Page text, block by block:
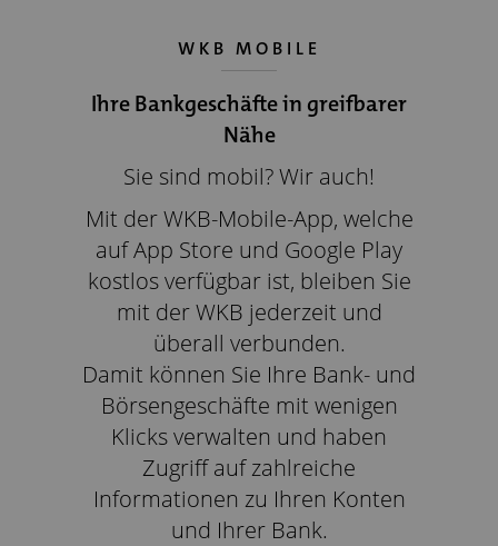
WKB MOBILE
Ihre Bankgeschäfte in greifbarer
Nähe
Sie sind mobil? Wir auch!
Mit der WKB-Mobile-App, welche
auf App Store und Google Play
kostlos verfügbar ist, bleiben Sie
mit der WKB jederzeit und
überall verbunden.
Damit können Sie Ihre Bank- und
Börsengeschäfte mit wenigen
Klicks verwalten und haben
Zugriff auf zahlreiche
Informationen zu Ihren Konten
und Ihrer Bank.